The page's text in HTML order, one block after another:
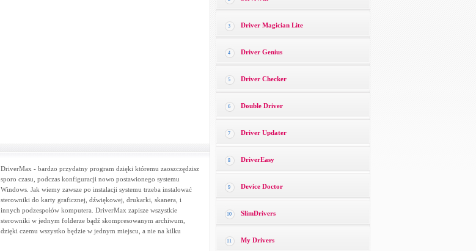
DriverMax - bardzo przydatny program dzięki któremu zaoszczędzisz
sporo czasu, podczas konfiguracji nowo postawionego systemu
Windows. Jak wiemy zawsze po instalacji systemu trzeba instalować
sterowniki do karty graficznej, dźwiękowej, drukarki, skanera, i
innych podzespołów komputera. DriverMax zapisze wszystkie
sterowniki w jednym folderze bądź skompresowanym archiwum,
dzięki czemu wszystko będzie w jednym miejscu, a nie na kilku
3 Driver Magician Lite
4 Driver Genius
5 Driver Checker
6 Double Driver
7 Driver Updater
8 DriverEasy
9 Device Doctor
10 SlimDrivers
11 My Drivers